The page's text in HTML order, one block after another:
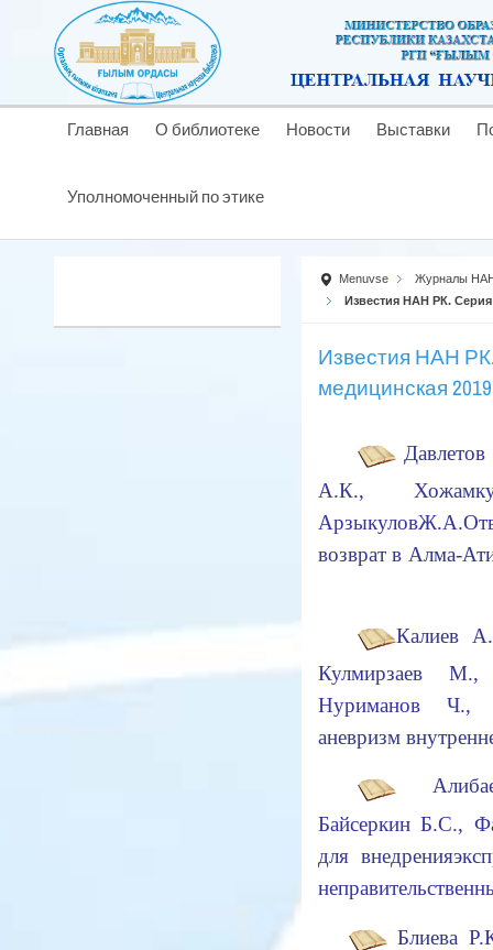
Главная О библиотеке Новости Выставки
Уполномоченный по этике
Menuvse
Журналы
Известия НАН РК.
Известия НАН
медицинская
А.К.,
возврат в Алма-
Калиев
Кулмирзаев
Нуриманов
аневризм
БайсеркинБ.С.,
для внедрения
Блиева